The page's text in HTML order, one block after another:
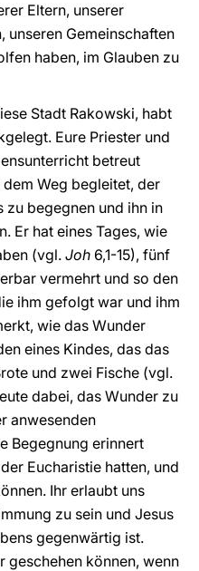
Eltern, unserer
unseren Gemeinschaften
haben, im Glauben zu
Stadt Rakowski, habt
Eure Priester und
betreut
Weg begleitet, der
zu begegnen und ihn in
Er hat eines Tages, wie
(vgl. Joh 6,1-15), fünf
vermehrt und so den
ihm gefolgt war und ihm
wie das Wunder
eines Kindes, das das
und zwei Fische (vgl.
dabei, das Wunder zu
anwesenden
Begegnung erinnert
Eucharistie hatten, und
Ihr erlaubt uns
zu sein und Jesus
gegenwärtig ist.
geschehen können, wenn